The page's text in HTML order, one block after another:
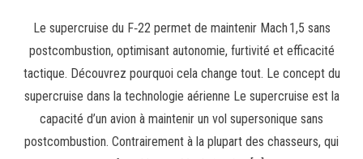
Le supercruise du F‑22 permet de maintenir Mach 1,5 sans
postcombustion, optimisant autonomie, furtivité et efficacité
tactique. Découvrez pourquoi cela change tout. Le concept du
supercruise dans la technologie aérienne Le supercruise est la
capacité d’un avion à maintenir un vol supersonique sans
postcombustion. Contrairement à la plupart des chasseurs, qui